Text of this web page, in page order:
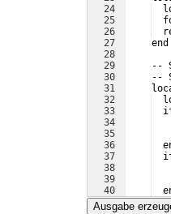
24
25
26
27
28
29
30
31
32
33
34
35
36
37
38
39
40
41
    end
--
--
Ausgabe